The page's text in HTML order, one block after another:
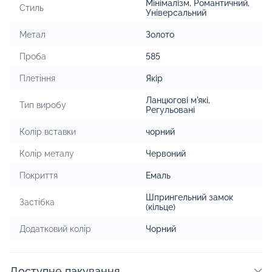
Стиль Мінімалізм, Романтичний,
Універсальний
Метал Золото
Проба 585
Плетіння Якір
Тип виробу Ланцюгові м'які,
Регульовані
Колір вставки чорний
Колір металу Червоний
Покриття Емаль
Застібка
Шпрингельний замок
(кільце)
Додатковий колір Чорний